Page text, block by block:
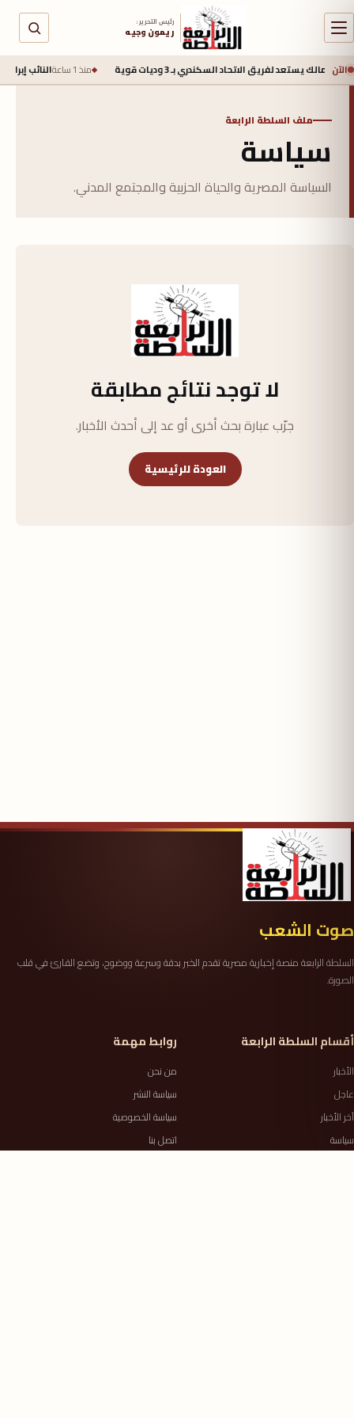
رئيس التحرير :
ريمون وجيه
الآن
الزمالك يستعد لفريق الاتحاد السكندري بـ 3 وديات قوية منذ 1 ساعة النائب إبراهيم عيسى: تجاوز الصادرات
ملف السلطة الرابعة
سياسة
السياسة المصرية والحياة الحزبية والمجتمع المدني.
لا توجد نتائج مطابقة
جرّب عبارة بحث أخرى أو عد إلى أحدث الأخبار.
العودة للرئيسية
صوت الشعب
السلطة الرابعة منصة إخبارية مصرية تقدم الخبر بدقة وسرعة ووضوح، وتضع القارئ في قلب
الصورة.
أقسام السلطة الرابعة
الأخبار
عاجل
آخر الأخبار
سياسة
روابط مهمة
من نحن
سياسة النشر
سياسة الخصوصية
اتصل بنا